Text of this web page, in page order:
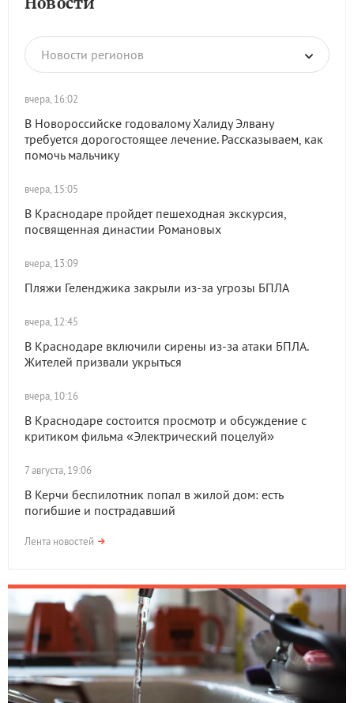
Новости регионов
вчера, 16:02
В Новороссийске годовалому Халиду Элвану
требуется дорогостоящее лечение. Рассказываем, как
помочь мальчику
вчера, 15:05
В Краснодаре пройдет пешеходная экскурсия,
посвященная династии Романовых
вчера, 13:09
Пляжи Геленджика закрыли из-за угрозы БПЛА
вчера, 12:45
В Краснодаре включили сирены из-за атаки БПЛА.
Жителей призвали укрыться
вчера, 10:16
В Краснодаре состоится просмотр и обсуждение с
критиком фильма «Электрический поцелуй»
7 августа, 19:06
В Керчи беспилотник попал в жилой дом: есть
погибшие и пострадавший
Лента новостей